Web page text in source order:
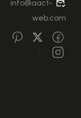
info@aact-
web.com